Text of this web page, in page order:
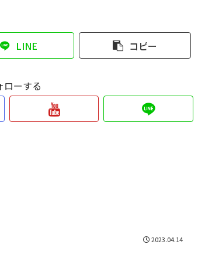
LINE コピー
ーする
2023.04.14